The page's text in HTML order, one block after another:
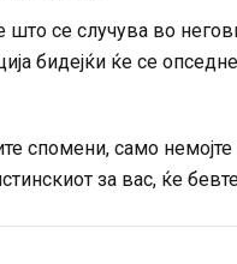
што се случува во
бидејќи ќе се
спомени, само
за вас, ќе